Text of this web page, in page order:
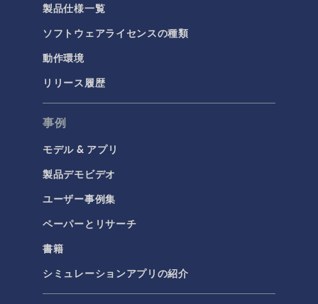
製品仕様一覧
ソフトウェアライセンスの種類
動作環境
リリース履歴
事例
モデル & アプリ
製品デモビデオ
ユーザー事例集
ペーパーとリサーチ
書籍
シミュレーションアプリの紹介